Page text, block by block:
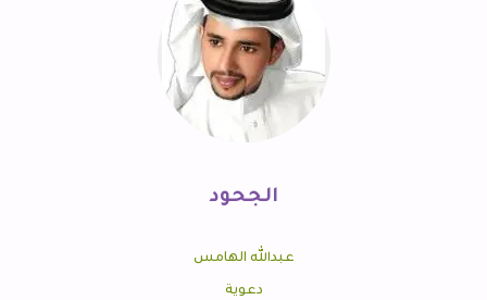
الجحود
عبدالله الهامس
دعوية